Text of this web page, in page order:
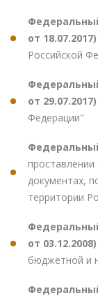
от 18.07.2017)
Российской
от 29.07.2017)
Федерации"
документах,
территории
от 03.12.2008)
бюджетной и